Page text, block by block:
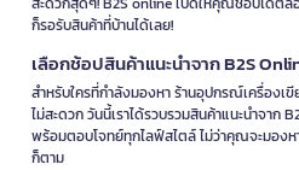
ก็รอรับสินค้าที่บ้านได้เลย!
เลือกช้อปสินค้าแนะนำจาก B2S
สำหรับใครที่กำลังมองหา ร้านอุปกรณ์เครื่องเ
ไม่สะดวก วันนี้เราได้รวบรวมสินค้าแนะนำจาก
พร้อมตอบโจทย์ทุกไลฟ์สไตล์ ไม่ว่าคุณจะมอง
ก็ตาม